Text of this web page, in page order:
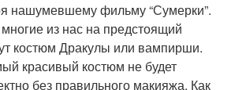
нашумевшему фильму “Сумерки”.
из нас на предстоящий
костюм Дракулы или вампирши.
красивый костюм не будет
без правильного макияжа. Как